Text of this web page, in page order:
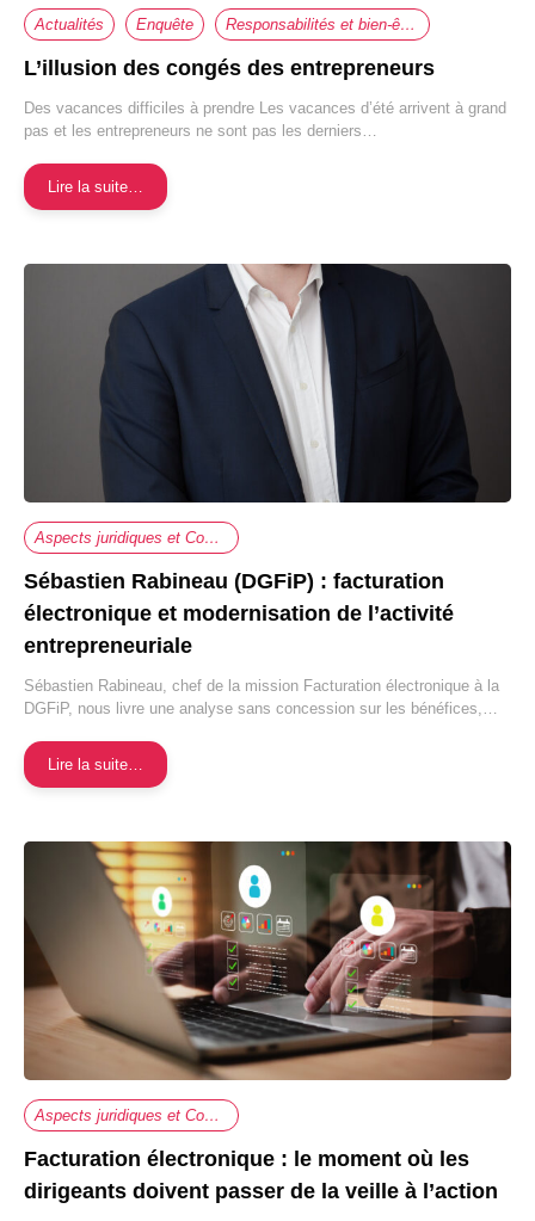
Actualités Enquête Responsabilités et bien-être au travail
L’illusion des congés des entrepreneurs
Des vacances difficiles à prendre Les vacances d’été arrivent à grand
pas et les entrepreneurs ne sont pas les derniers…
Lire la suite…
Aspects juridiques et Comptabilité
Sébastien Rabineau (DGFiP) : facturation
électronique et modernisation de l’activité
entrepreneuriale
Sébastien Rabineau, chef de la mission Facturation électronique à la
DGFiP, nous livre une analyse sans concession sur les bénéfices,…
Lire la suite…
Aspects juridiques et Comptabilité
Facturation électronique : le moment où les
dirigeants doivent passer de la veille à l’action